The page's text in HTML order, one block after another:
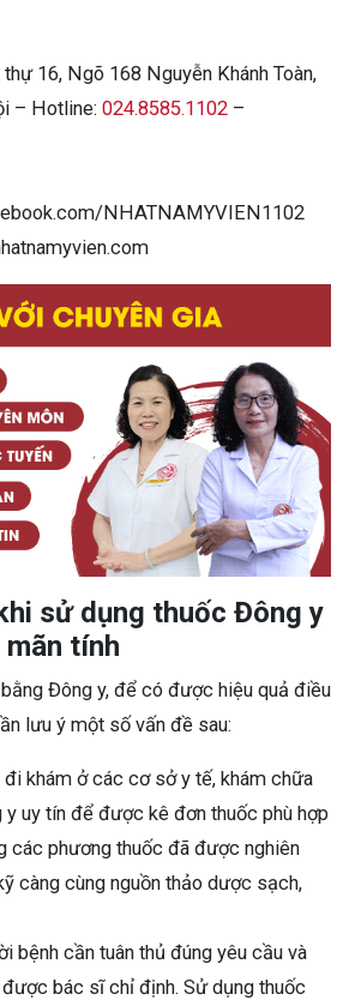
16, Ngõ 168 Nguyễn Khánh Toàn,
– Hotline: 024.8585.1102 –
NHATNAMYVIEN1102
sử dụng thuốc Đông y
tính
Đông y, để có được hiệu quả điều
lưu ý một số vấn đề sau:
khám ở các cơ sở y tế, khám chữa
y uy tín để được kê đơn thuốc phù hợp
các phương thuốc đã được nghiên
càng cùng nguồn thảo dược sạch,
bệnh cần tuân thủ đúng yêu cầu và
bác sĩ chỉ định. Sử dụng thuốc